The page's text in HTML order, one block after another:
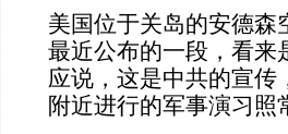
美国位于关岛的安德森
最近公布的一段，看来
应说，这是中共的宣传
附近进行的军事演习照